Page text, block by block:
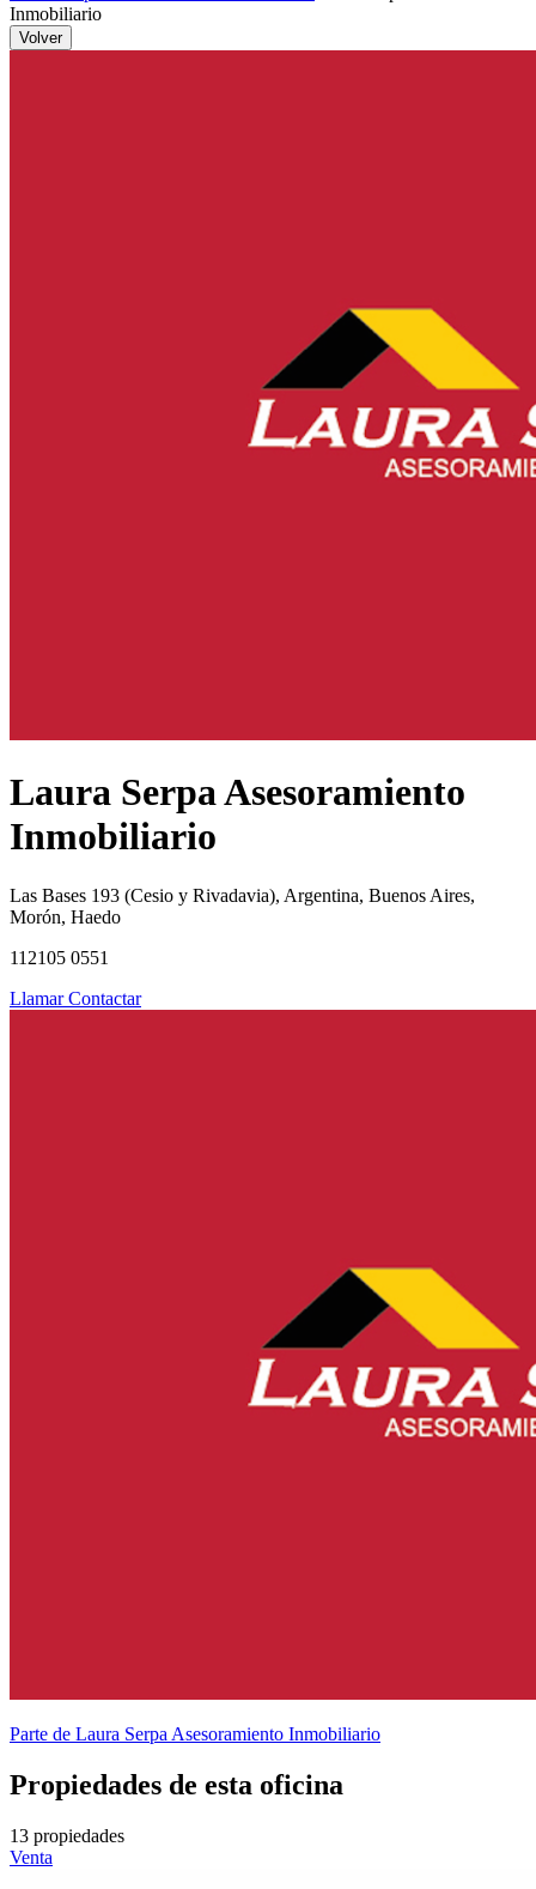
Inmobiliario
Volver
Laura Serpa Asesoramiento
Inmobiliario
Las Bases 193 (Cesio y Rivadavia), Argentina, Buenos Aires,
Morón, Haedo
112105 0551
LlamarContactar
Parte de Laura Serpa Asesoramiento Inmobiliario
Propiedades de esta oficina
13 propiedades
Venta